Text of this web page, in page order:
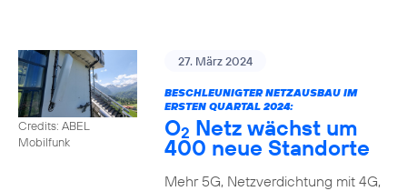
Credits: ABEL
Mobilfunk
27. März 2024
BESCHLEUNIGTER NETZAUSBAU IM
ERSTEN QUARTAL 2024:
O2 Netz wächst um
400 neue Standorte
Mehr 5G, Netzverdichtung mit 4G,